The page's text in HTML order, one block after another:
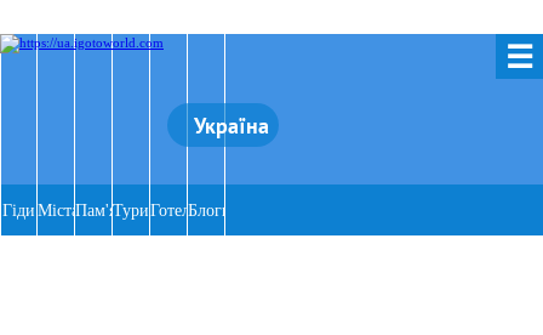
☰
Україна
Гіди МістаПам'ятки
ТуриГотеліБлоги